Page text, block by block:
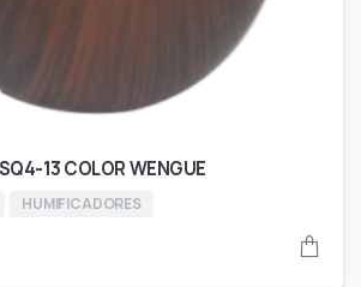
13 COLOR WENGUE
HUMIFICADORES